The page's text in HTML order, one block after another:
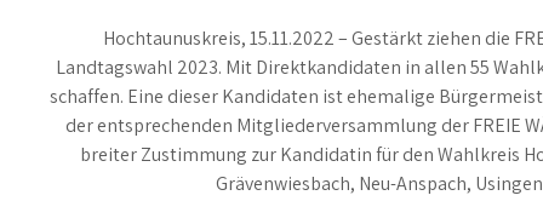
Hochtaunuskreis, 15.11.2022 – Gestärkt ziehen die
Landtagswahl 2023. Mit Direktkandidaten in allen 55
schaffen. Eine dieser Kandidaten ist ehemalige
der entsprechenden Mitgliederversammlung der FREIE
breiter Zustimmung zur Kandidatin für den Wahlkreis
Grävenwiesbach, Neu-Anspach,